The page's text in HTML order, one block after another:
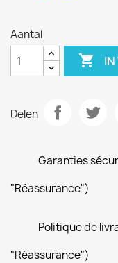
Aantal

Delen
Garanties
"Réassurance")
Politique de
"Réassurance")